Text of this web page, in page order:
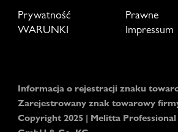
Prywatność
Prawne
WARUNKI
Impressum
Informacja o rejestracji znaku
Zarejestrowany znak towarowy
Copyright 2025 | Melitta